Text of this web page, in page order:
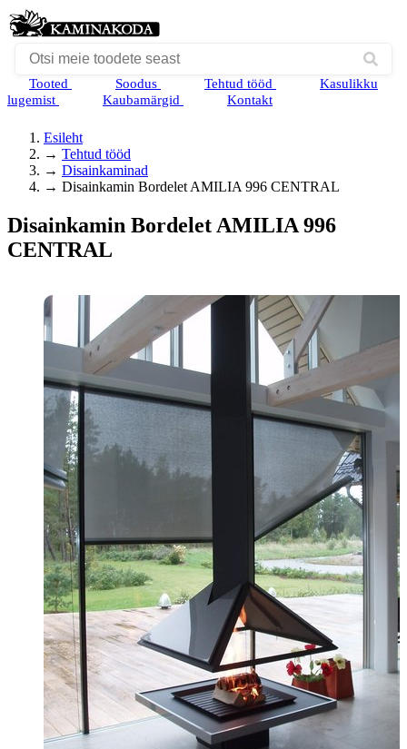
Tooted Soodus Tehtud tööd
Kasulikku
lugemist
Kaubamärgid Kontakt
Esileht
→ Tehtud tööd
→ Disainkaminad
→ Disainkamin Bordelet AMILIA 996 CENTRAL
Disainkamin Bordelet AMILIA 996
CENTRAL